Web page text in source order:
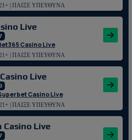
| ΠΑΙΞΕ ΥΠΕΥΘΥΝΑ
Live
Casino Live
| ΠΑΙΞΕ ΥΠΕΥΘΥΝΑ
Live
Casino Live
| ΠΑΙΞΕ ΥΠΕΥΘΥΝΑ
Live